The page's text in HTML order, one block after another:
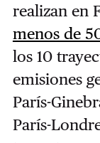
realizan en
menos de
los 10
emisiones
París-
París-